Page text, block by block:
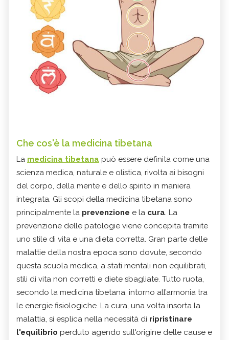
Che cos'è la medicina tibetana
La medicina tibetana può essere definita come una
scienza medica, naturale e olistica, rivolta ai bisogni
del corpo, della mente e dello spirito in maniera
integrata. Gli scopi della medicina tibetana sono
principalmente la prevenzione e la cura. La
prevenzione delle patologie viene concepita tramite
uno stile di vita e una dieta corretta. Gran parte delle
malattie della nostra epoca sono dovute, secondo
questa scuola medica, a stati mentali non equilibrati,
stili di vita non corretti e diete sbagliate. Tutto ruota,
secondo la medicina tibetana, intorno all’armonia tra
le energie fisiologiche. La cura, una volta insorta la
malattia, si esplica nella necessità di ripristinare
l'equilibrio perduto agendo sull'origine delle cause e